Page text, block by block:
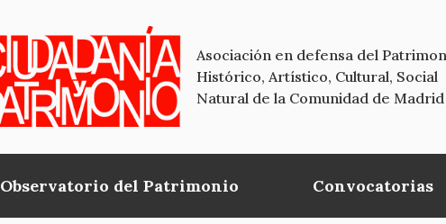
Asociación en defensa del
Histórico, Artístico, Cultural,
Natural de la Comunidad de Madrid
Observatorio del Patrimonio Convocatorias